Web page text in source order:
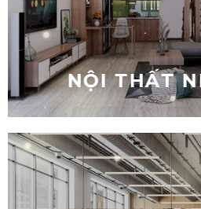
NỘI THẤT